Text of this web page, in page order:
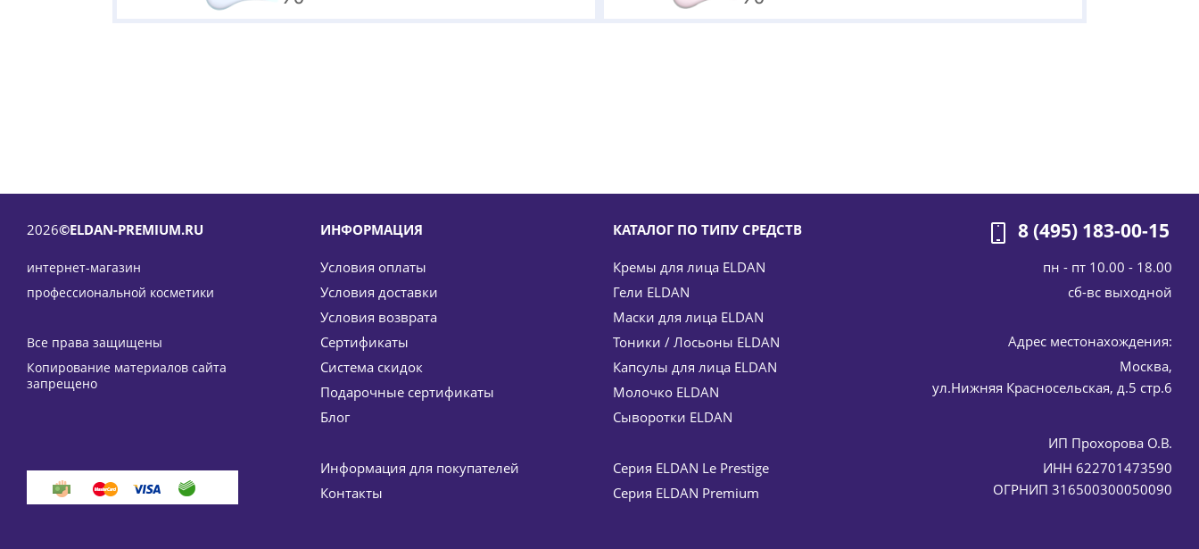
Лифтинг-крем с эффектом ботокса (против мимических морщин) 24 часа Premium biothox time ELDAN Cosmetics 50 мл
7 042 руб. /шт
2026©ELDAN-PREMIUM.RU
интернет-магазин
профессиональной косметики
Все права защищены
Копирование материалов сайта
запрещено
ИНФОРМАЦИЯ
Условия оплаты
Условия доставки
Условия возврата
Сертификаты
Система скидок
Подарочные сертификаты
Блог
Информация для покупателей
Контакты
КАТАЛОГ ПО ТИПУ СРЕДСТВ
Кремы для лица ELDAN
Гели ELDAN
Маски для лица ELDAN
Тоники / Лосьоны ELDAN
Капсулы для лица ELDAN
Молочко ELDAN
Сыворотки ELDAN
Серия ELDAN Le Prestige
Серия ELDAN Premium
8 (495) 183-00-15
пн - пт 10.00 - 18.00
cб-вс выходной
Адрес местонахождения:
Москва,
ул.Нижняя Красносельская, д.5 стр.6
ИП Прохорова О.В.
ИНН 622701473590
ОГРНИП 316500300050090